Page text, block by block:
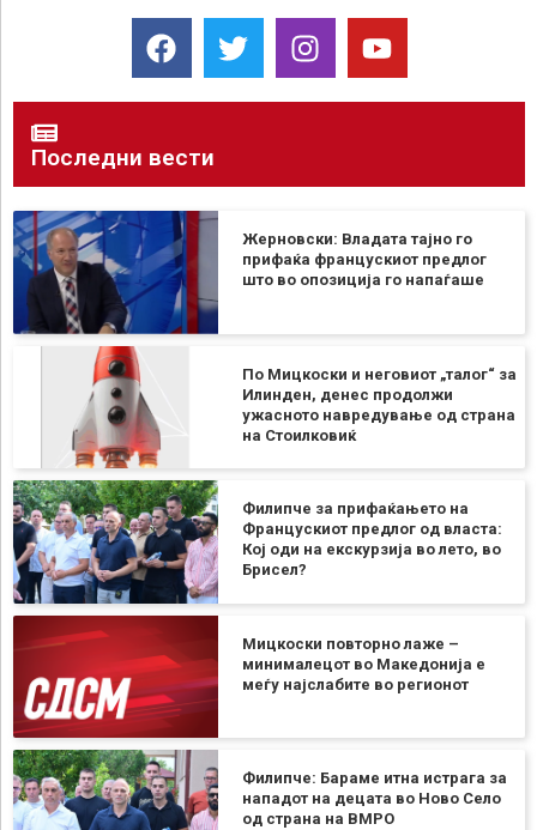
Последни вести
Жерновски: Владата тајно го
прифаќа францускиот предлог
што во опозиција го напаѓаше
По Мицкоски и неговиот „талог“ за
Илинден, денес продолжи
ужасното навредување од страна
на Стоилковиќ
Филипче за прифаќањето на
Францускиот предлог од власта:
Кој оди на екскурзија во лето, во
Брисел?
Мицкоски повторно лаже –
минималецот во Македонија е
меѓу најслабите во регионот
Филипче: Бараме итна истрага за
нападот на децата во Ново Село
од страна на ВМРО